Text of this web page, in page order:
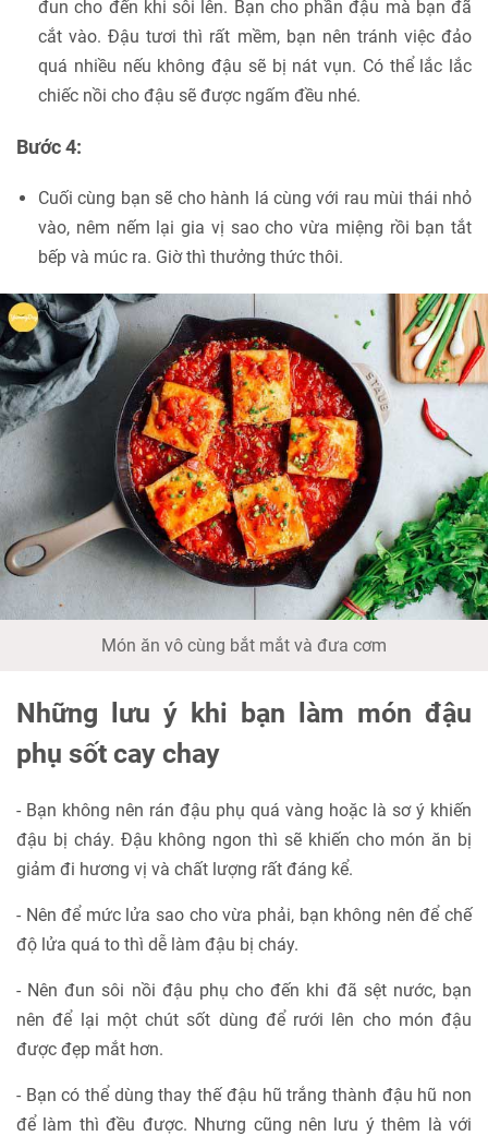
đun cho đến khi sôi lên. Bạn cho phần đậu mà bạn đã
cắt vào. Đậu tươi thì rất mềm, bạn nên tránh việc đảo
quá nhiều nếu không đậu sẽ bị nát vụn. Có thể lắc lắc
chiếc nồi cho đậu sẽ được ngấm đều nhé.
Bước 4:
Cuối cùng bạn sẽ cho hành lá cùng với rau mùi thái nhỏ
vào, nêm nếm lại gia vị sao cho vừa miệng rồi bạn tắt
bếp và múc ra. Giờ thì thưởng thức thôi.
Món ăn vô cùng bắt mắt và đưa cơm
Những lưu ý khi bạn làm món đậu
phụ sốt cay chay
- Bạn không nên rán đậu phụ quá vàng hoặc là sơ ý khiến
đậu bị cháy. Đậu không ngon thì sẽ khiến cho món ăn bị
giảm đi hương vị và chất lượng rất đáng kể.
- Nên để mức lửa sao cho vừa phải, bạn không nên để chế
độ lửa quá to thì dễ làm đậu bị cháy.
- Nên đun sôi nồi đậu phụ cho đến khi đã sệt nước, bạn
nên để lại một chút sốt dùng để rưới lên cho món đậu
được đẹp mắt hơn.
- Bạn có thể dùng thay thế đậu hũ trắng thành đậu hũ non
để làm thì đều được. Nhưng cũng nên lưu ý thêm là với